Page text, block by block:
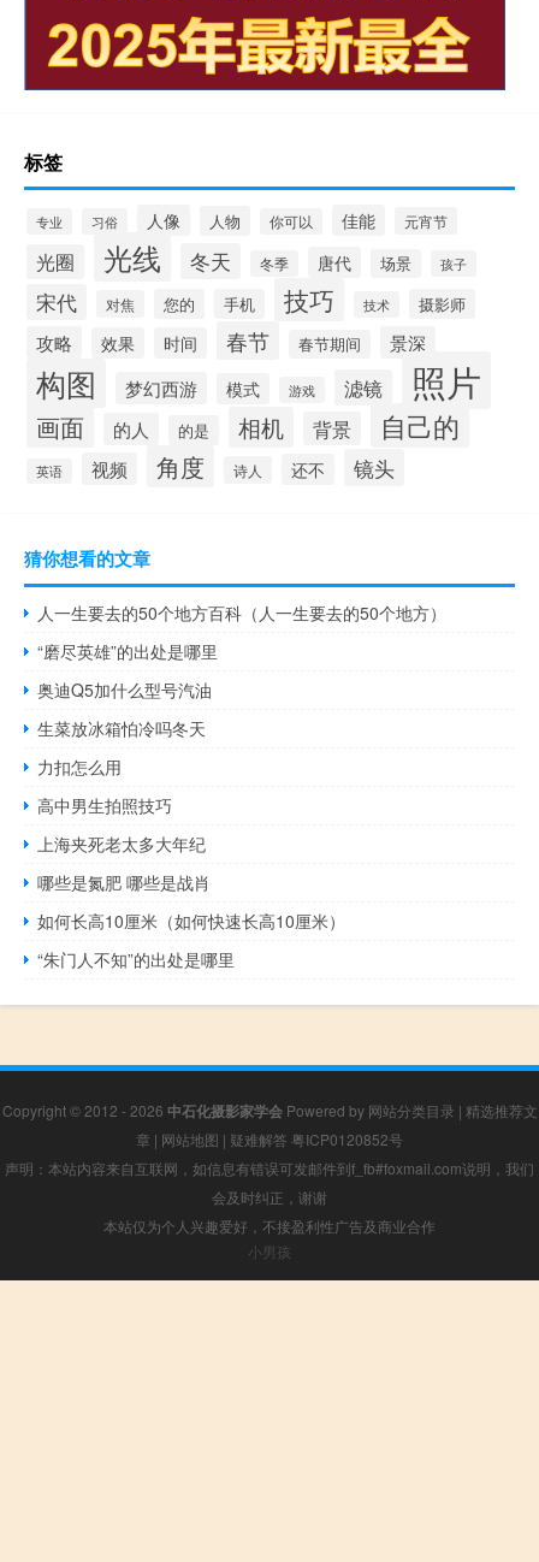
标签
专业 习俗 人像 人物 你可以 佳能 元宵节
光圈 光线 冬天 冬季 唐代 场景 孩子
宋代 对焦 您的 手机 技巧 技术 摄影师
攻略 效果 时间 春节 春节期间 景深
构图 梦幻西游 模式 游戏 滤镜 照片
画面 的人 的是 相机 背景 自己的
英语 视频 角度 诗人 还不 镜头
猜你想看的文章
人一生要去的50个地方百科（人一生要去的50个地方）
“磨尽英雄”的出处是哪里
奥迪Q5加什么型号汽油
生菜放冰箱怕冷吗冬天
力扣怎么用
高中男生拍照技巧
上海夹死老太多大年纪
哪些是氮肥 哪些是战肖
如何长高10厘米（如何快速长高10厘米）
“朱门人不知”的出处是哪里
Copyright © 2012 - 2026 中石化摄影家学会Powered by 网站分类目录 | 精选推荐文
章 | 网站地图 | 疑难解答 粤ICP0120852号
声明：本站内容来自互联网，如信息有错误可发邮件到f_fb#foxmail.com说明，我们
会及时纠正，谢谢
本站仅为个人兴趣爱好，不接盈利性广告及商业合作
小男孩